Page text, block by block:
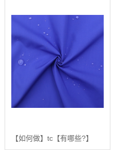
【如何做】tc【有哪些?】